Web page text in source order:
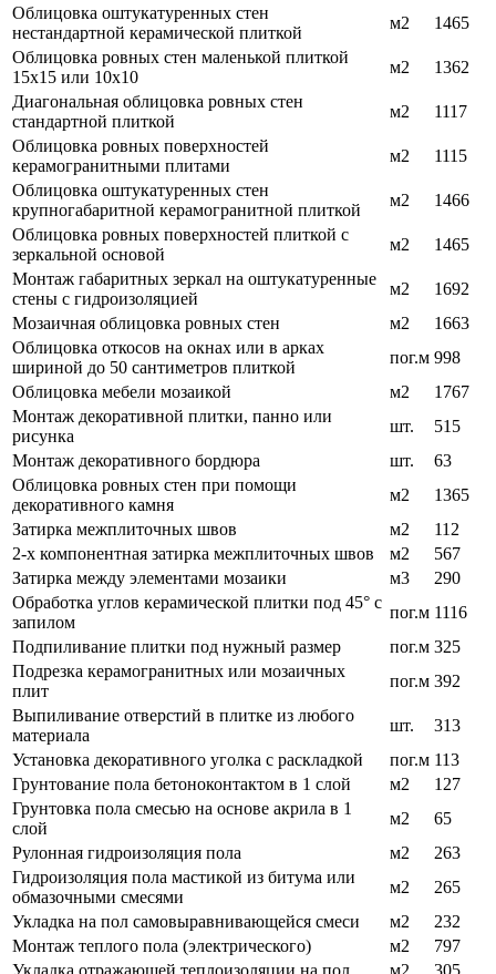
Облицовка оштукатуренных стен
нестандартной керамической плиткой
м2
1465
Облицовка ровных стен маленькой плиткой
15х15 или 10х10
м2
1362
Диагональная облицовка ровных стен
стандартной плиткой
м2
1117
Облицовка ровных поверхностей
керамогранитными плитами
м2
1115
Облицовка оштукатуренных стен
крупногабаритной керамогранитной плиткой
м2
1466
Облицовка ровных поверхностей плиткой с
зеркальной основой
м2
1465
Монтаж габаритных зеркал на оштукатуренные
стены с гидроизоляцией
м2
1692
Мозаичная облицовка ровных стен
м2
1663
Облицовка откосов на окнах или в арках
шириной до 50 сантиметров плиткой
пог.м 998
Облицовка мебели мозаикой
м2
1767
Монтаж декоративной плитки, панно или
рисунка
шт.
515
Монтаж декоративного бордюра
шт.
63
Облицовка ровных стен при помощи
декоративного камня
м2
1365
Затирка межплиточных швов
м2
112
2-х компонентная затирка межплиточных швов
м2
567
Затирка между элементами мозаики
м3
290
Обработка углов керамической плитки под 45° с
запилом
пог.м 1116
Подпиливание плитки под нужный размер
пог.м 325
Подрезка керамогранитных или мозаичных
плит
пог.м 392
Выпиливание отверстий в плитке из любого
материала
шт.
313
Установка декоративного уголка с раскладкой
пог.м 113
Грунтование пола бетоноконтактом в 1 слой
м2
127
Грунтовка пола смесью на основе акрила в 1
слой
м2
65
Рулонная гидроизоляция пола
м2
263
Гидроизоляция пола мастикой из битума или
обмазочными смесями
м2
265
Укладка на пол самовыравнивающейся смеси
м2
232
Монтаж теплого пола (электрического)
м2
797